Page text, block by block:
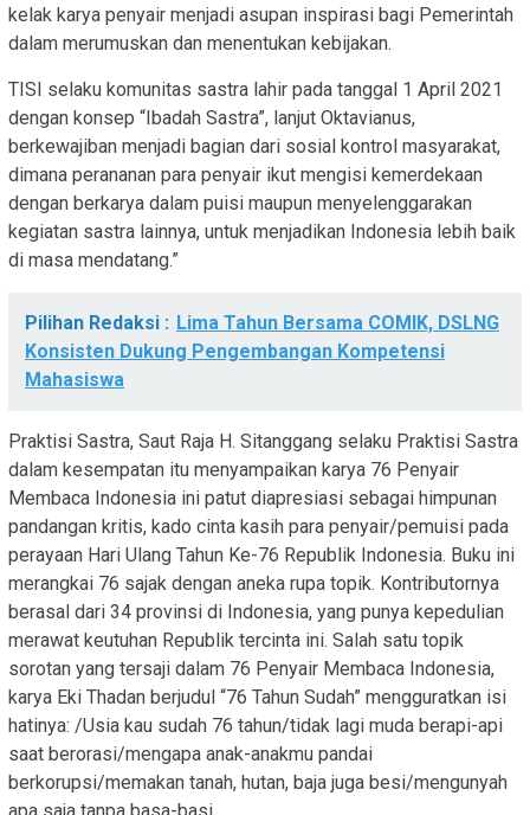
kelak karya penyair menjadi asupan inspirasi bagi Pemerintah
dalam merumuskan dan menentukan kebijakan.
TISI selaku komunitas sastra lahir pada tanggal 1 April 2021
dengan konsep “Ibadah Sastra”, lanjut Oktavianus,
berkewajiban menjadi bagian dari sosial kontrol masyarakat,
dimana perananan para penyair ikut mengisi kemerdekaan
dengan berkarya dalam puisi maupun menyelenggarakan
kegiatan sastra lainnya, untuk menjadikan Indonesia lebih baik
di masa mendatang.”
Pilihan Redaksi : Lima Tahun Bersama COMIK, DSLNG
Konsisten Dukung Pengembangan Kompetensi
Mahasiswa
Praktisi Sastra, Saut Raja H. Sitanggang selaku Praktisi Sastra
dalam kesempatan itu menyampaikan karya 76 Penyair
Membaca Indonesia ini patut diapresiasi sebagai himpunan
pandangan kritis, kado cinta kasih para penyair/pemuisi pada
perayaan Hari Ulang Tahun Ke-76 Republik Indonesia. Buku ini
merangkai 76 sajak dengan aneka rupa topik. Kontributornya
berasal dari 34 provinsi di Indonesia, yang punya kepedulian
merawat keutuhan Republik tercinta ini. Salah satu topik
sorotan yang tersaji dalam 76 Penyair Membaca Indonesia,
karya Eki Thadan berjudul “76 Tahun Sudah” mengguratkan isi
hatinya: /Usia kau sudah 76 tahun/tidak lagi muda berapi-api
saat berorasi/mengapa anak-anakmu pandai
berkorupsi/memakan tanah, hutan, baja juga besi/mengunyah